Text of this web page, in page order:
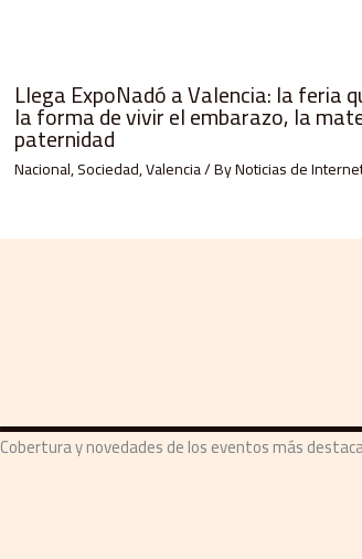
Llega ExpoNadó a Valencia: la feria
la forma de vivir el embarazo, la
paternidad
Nacional,Sociedad,Valencia/ ByNoticias de
Cobertura y novedades de los eventos más